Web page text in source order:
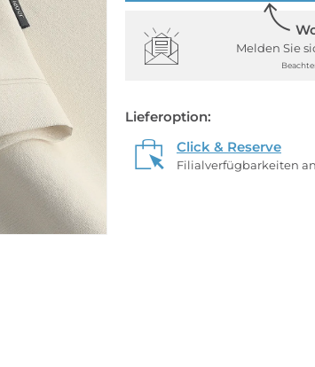
Melden Sie
Lieferoption:
Click & Reserve
Filialverfügbarkeiten